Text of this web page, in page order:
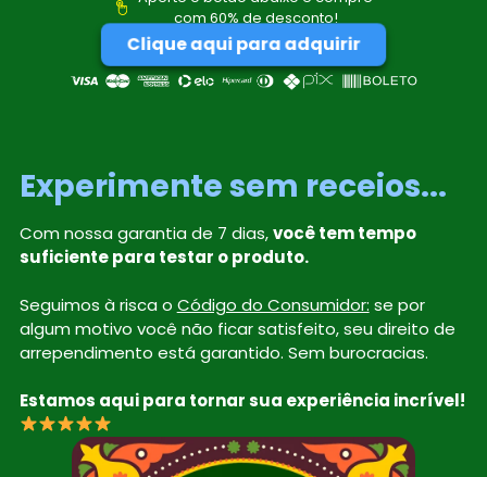
com 60% de desconto!
Clique aqui para adquirir
Experimente sem receios...
Com nossa garantia de 7 dias,você tem tempo
suficiente para testar o produto.
Seguimos à risca o Código do Consumidor: se por
algum motivo você não ficar satisfeito, seu direito de
arrependimento está garantido. Sem burocracias.
Estamos aqui para tornar sua experiência incrível!